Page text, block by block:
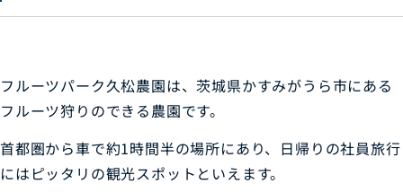
フルーツパーク久松農園は、茨城県かすみがうら市にある
フルーツ狩りのできる農園です。
首都圏から車で約1時間半の場所にあり、日帰りの社員旅行
にはピッタリの観光スポットといえます。